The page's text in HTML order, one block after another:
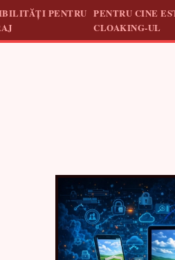
PENTRU PENTRU CINE
CLOAKING-UL